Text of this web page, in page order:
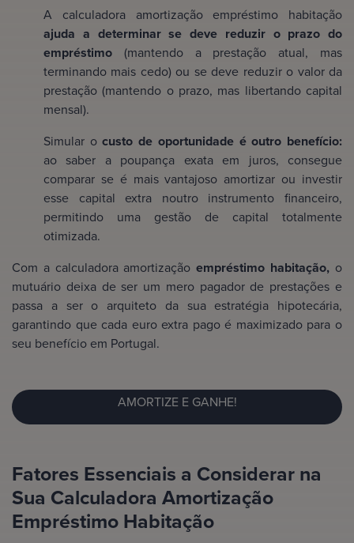
A calculadora amortização empréstimo habitação
ajuda a determinar se deve reduzir o prazo do
empréstimo (mantendo a prestação atual, mas
terminando mais cedo) ou se deve reduzir o valor da
prestação (mantendo o prazo, mas libertando capital
mensal).
Simular ocusto de oportunidade é outro benefício:
ao saber a poupança exata em juros, consegue
comparar se é mais vantajoso amortizar ou investir
esse capital extra noutro instrumento financeiro,
permitindo uma gestão de capital totalmente
otimizada.
Com a calculadora amortizaçãoempréstimo habitação, o
mutuário deixa de ser um mero pagador de prestações e
passa a ser o arquiteto da sua estratégia hipotecária,
garantindo que cada euro extra pago é maximizado para o
seu benefício em Portugal.
AMORTIZE E GANHE!
Fatores Essenciais a Considerar na
Sua Calculadora Amortização
Empréstimo Habitação